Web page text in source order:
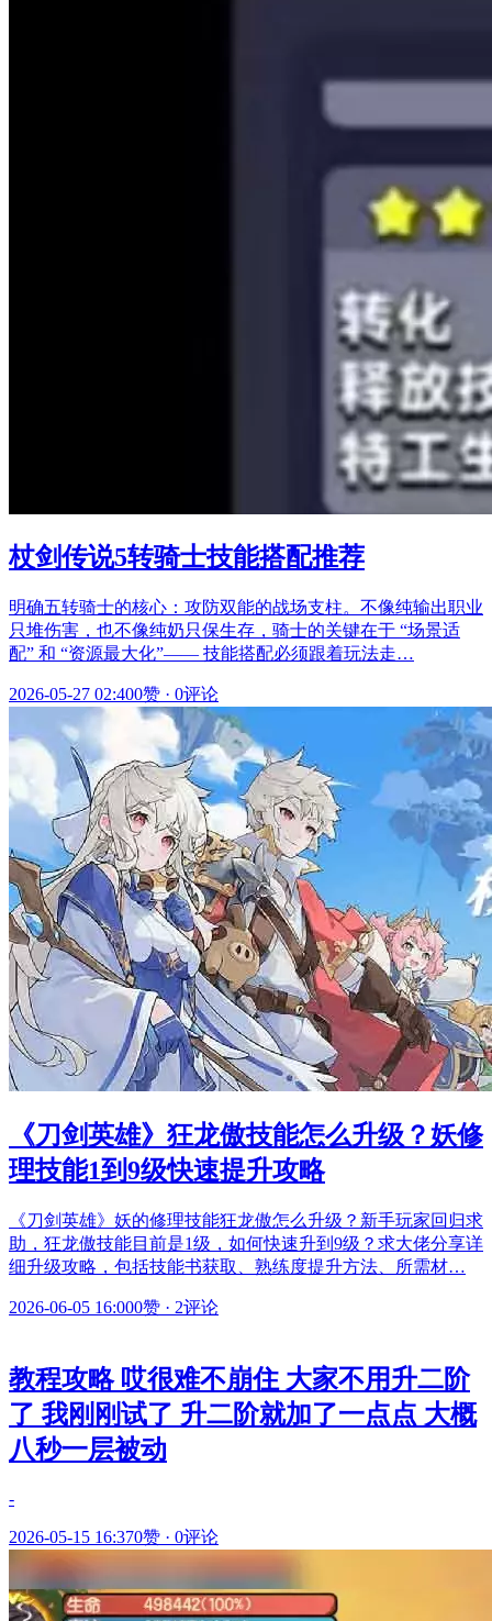
杖剑传说5转骑士技能搭配推荐
明确五转骑士的核心：攻防双能的战场支柱。不像纯输出职业
只堆伤害，也不像纯奶只保生存，骑士的关键在于 “场景适
配” 和 “资源最大化”—— 技能搭配必须跟着玩法走…
2026-05-27 02:400赞 · 0评论
《刀剑英雄》狂龙傲技能怎么升级？妖修
理技能1到9级快速提升攻略
《刀剑英雄》妖的修理技能狂龙傲怎么升级？新手玩家回归求
助，狂龙傲技能目前是1级，如何快速升到9级？求大佬分享详
细升级攻略，包括技能书获取、熟练度提升方法、所需材…
2026-06-05 16:000赞 · 2评论
教程攻略 哎很难不崩住 大家不用升二阶
了 我刚刚试了 升二阶就加了一点点 大概
八秒一层被动
-
2026-05-15 16:370赞 · 0评论